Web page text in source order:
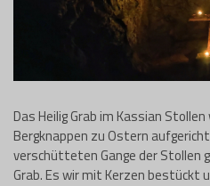
Das Heilig Grab im Kassian
Bergknappen zu Ostern
verschütteten Gange der Stollen
Grab. Es wir mit Kerzen bestückt